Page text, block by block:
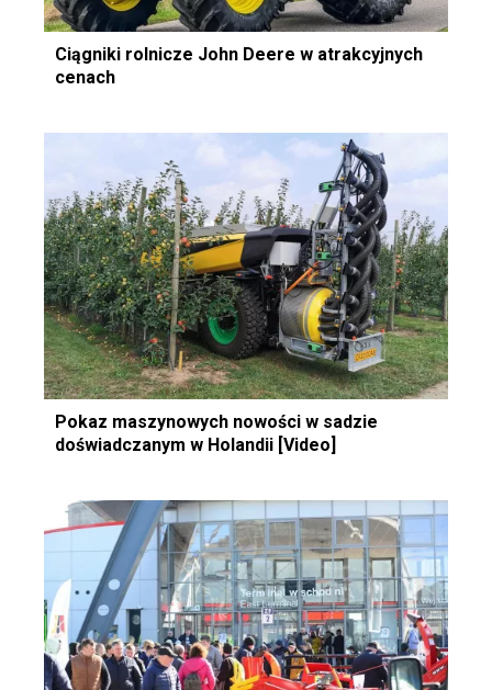
Ciągniki rolnicze John Deere w atrakcyjnych
cenach
Pokaz maszynowych nowości w sadzie
doświadczanym w Holandii [Video]